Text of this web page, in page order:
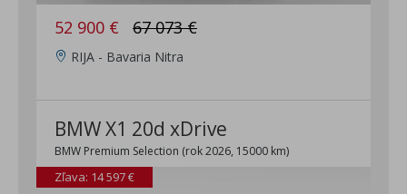
52 900 € 67 073 €
RIJA - Bavaria Nitra
BMW X1 20d xDrive
BMW Premium Selection (rok 2026, 15000 km)
Zľava: 14 597 €